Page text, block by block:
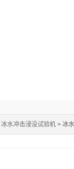
冰水冲击浸没试验机 > 冰